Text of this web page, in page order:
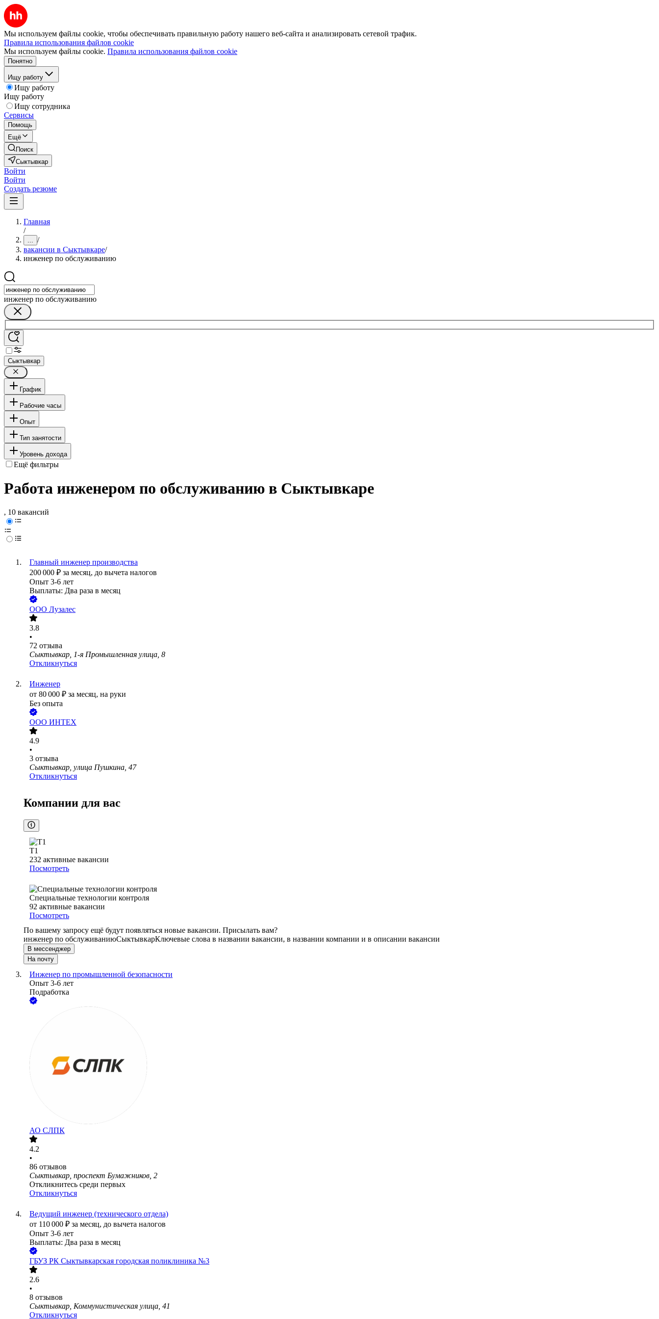
Мы используем файлы cookie, чтобы обеспечивать правильную работу нашего веб-сайта и анализировать сетевой трафик.
Правила использования файлов cookie
Мы используем файлы cookie. Правила использования файлов cookie
Понятно
Ищу работу
Ищу работу
Ищу работу
Ищу сотрудника
Сервисы
Помощь
Ещё
Поиск
Сыктывкар
Войти
Войти
Создать резюме
Главная
/
... /
вакансии в Сыктывкаре/
инженер по обслуживанию
инженер по обслуживанию
Сыктывкар
График
Рабочие часы
Опыт
Тип занятости
Уровень дохода
Ещё фильтры
Работа инженером по обслуживанию в Сыктывкаре
, 10 вакансий
Главный инженер производства
200 000 ₽ за месяц, до вычета налогов
Опыт 3-6 лет
Выплаты: Два раза в месяц
ООО Лузалес
3.8
•
72 отзыва
Сыктывкар, 1-я Промышленная улица, 8
Откликнуться
Инженер
от 80 000 ₽ за месяц, на руки
Без опыта
ООО ИНТЕХ
4.9
•
3 отзыва
Сыктывкар, улица Пушкина, 47
Откликнуться
Компании для вас
Т1
232 активные вакансии
Посмотреть
Специальные технологии контроля
92 активные вакансии
Посмотреть
По вашему запросу ещё будут появляться новые вакансии. Присылать вам?
инженер по обслуживаниюСыктывкарКлючевые слова в названии вакансии, в названии компании и в описании вакансии
В мессенджер
На почту
Инженер по промышленной безопасности
Опыт 3-6 лет
Подработка
АО СЛПК
4.2
•
86 отзывов
Сыктывкар, проспект Бумажников, 2
Откликнитесь среди первых
Откликнуться
Ведущий инженер (технического отдела)
от 110 000 ₽ за месяц, до вычета налогов
Опыт 3-6 лет
Выплаты: Два раза в месяц
ГБУЗ РК Сыктывкарская городская поликлиника №3
2.6
•
8 отзывов
Сыктывкар, Коммунистическая улица, 41
Откликнуться